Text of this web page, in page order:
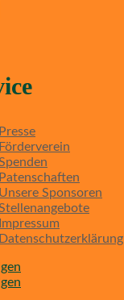
Presse
Förderverein
Patenschaften
Unsere Sponsoren
Impressum
Datenschutzerklärung